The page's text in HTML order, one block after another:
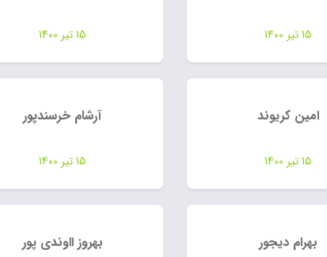
15 تیر 1400 15 تیر 1400
امین کریوند
15 تیر 1400
آرشام خرسندپور
15 تیر 1400
بهرام دیجور بهروز ااوندی پور